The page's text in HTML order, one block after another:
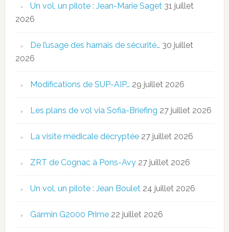
Un vol, un pilote : Jean-Marie Saget 31 juillet
2026
De l’usage des harnais de sécurité… 30 juillet
2026
Modifications de SUP-AIP… 29 juillet 2026
Les plans de vol via Sofia-Briefing 27 juillet 2026
La visite médicale décryptée 27 juillet 2026
ZRT de Cognac à Pons-Avy 27 juillet 2026
Un vol, un pilote : Jean Boulet 24 juillet 2026
Garmin G2000 Prime 22 juillet 2026